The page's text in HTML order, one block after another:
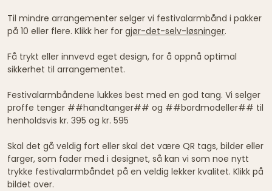
Til mindre arrangementer selger vi festivalarmbånd i pakker
på 10 eller flere. Klikk her for gjør-det-selv-løsninger.
Få trykt eller innvevd eget design, for å oppnå optimal
sikkerhet til arrangementet.
Festivalarmbåndene lukkes best med en god tang. Vi selger
proffe tenger ##handtanger## og ##bordmodeller## til
henholdsvis kr. 395 og kr. 595
Skal det gå veldig fort eller skal det være QR tags, bilder eller
farger, som fader med i designet, så kan vi som noe nytt
trykke festivalarmbåndet på en veldig lekker kvalitet. Klikk på
bildet over.